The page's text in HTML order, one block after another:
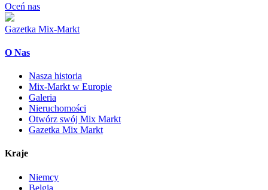
Oceń nas
Gazetka Mix-Markt
O Nas
Nasza historia
Mix-Markt w Europie
Galeria
Nieruchomości
Otwórz swój Mix Markt
Gazetka Mix Markt
Kraje
Niemcy
Belgia